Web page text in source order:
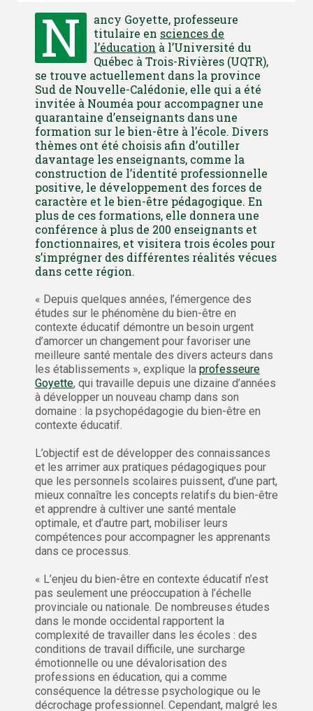
N
ancy Goyette, professeure
titulaire en sciences de
l’éducation à l’Université du
Québec à Trois-Rivières (UQTR),
se trouve actuellement dans la province
Sud de Nouvelle-Calédonie, elle qui a été
invitée à Nouméa pour accompagner une
quarantaine d’enseignants dans une
formation sur le bien-être à l’école. Divers
thèmes ont été choisis afin d’outiller
davantage les enseignants, comme la
construction de l’identité professionnelle
positive, le développement des forces de
caractère et le bien-être pédagogique. En
plus de ces formations, elle donnera une
conférence à plus de 200 enseignants et
fonctionnaires, et visitera trois écoles pour
s’imprégner des différentes réalités vécues
dans cette région.
« Depuis quelques années, l’émergence des
études sur le phénomène du bien-être en
contexte éducatif démontre un besoin urgent
d’amorcer un changement pour favoriser une
meilleure santé mentale des divers acteurs dans
les établissements », explique la professeure
Goyette, qui travaille depuis une dizaine d’années
à développer un nouveau champ dans son
domaine : la psychopédagogie du bien-être en
contexte éducatif.
L’objectif est de développer des connaissances
et les arrimer aux pratiques pédagogiques pour
que les personnels scolaires puissent, d’une part,
mieux connaître les concepts relatifs du bien-être
et apprendre à cultiver une santé mentale
optimale, et d’autre part, mobiliser leurs
compétences pour accompagner les apprenants
dans ce processus.
« L’enjeu du bien-être en contexte éducatif n’est
pas seulement une préoccupation à l’échelle
provinciale ou nationale. De nombreuses études
dans le monde occidental rapportent la
complexité de travailler dans les écoles : des
conditions de travail difficile, une surcharge
émotionnelle ou une dévalorisation des
professions en éducation, qui a comme
conséquence la détresse psychologique ou le
décrochage professionnel. Cependant, malgré les